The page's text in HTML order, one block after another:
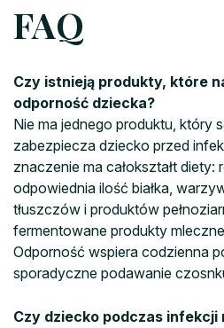
FAQ
Czy istnieją produkty, które
odporność dziecka?
Nie ma jednego produktu, który
zabezpiecza dziecko przed
znaczenie ma całokształt diety:
odpowiednia ilość białka,
tłuszczów i produktów
fermentowane produkty
Odporność wspiera codzienna
sporadyczne podawanie
Czy dziecko podczas infekcji